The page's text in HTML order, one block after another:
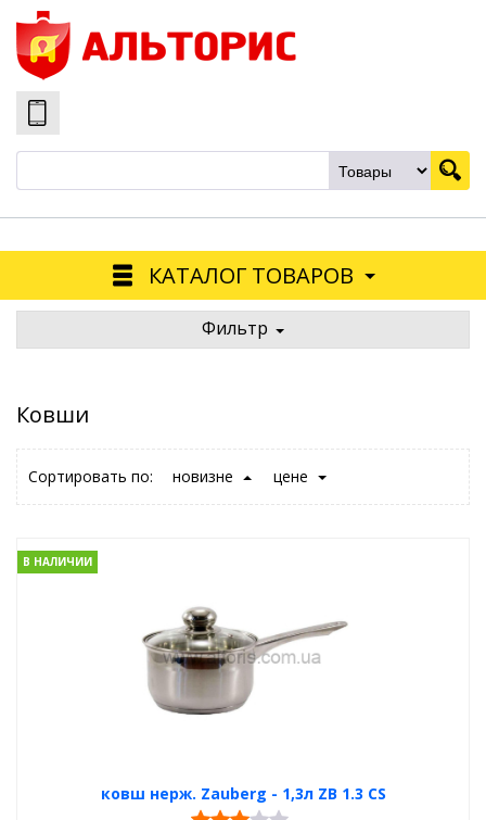
КАТАЛОГ ТОВАРОВ
Фильтр
Ковши
Сортировать по: новизне цене
ковш нерж. Zauberg - 1,3л ZB 1.3 CS
В НАЛИЧИИ